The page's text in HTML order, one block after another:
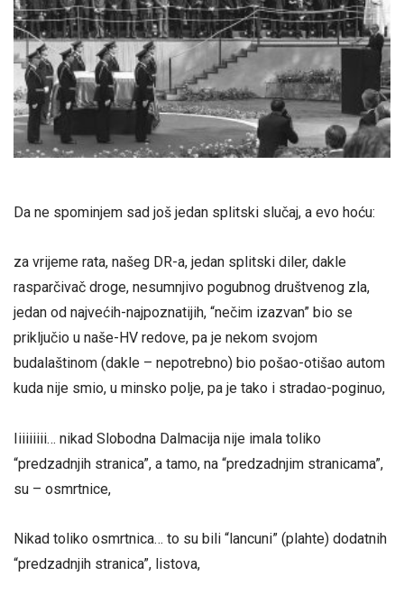
Da ne spominjem sad još jedan splitski slučaj, a evo hoću:
za vrijeme rata, našeg DR-a, jedan splitski diler, dakle
rasparčivač droge, nesumnjivo pogubnog društvenog zla,
jedan od najvećih-najpoznatijih, “nečim izazvan” bio se
priključio u naše-HV redove, pa je nekom svojom
budalaštinom (dakle – nepotrebno) bio pošao-otišao autom
kuda nije smio, u minsko polje, pa je tako i stradao-poginuo,
Iiiiiiiii… nikad Slobodna Dalmacija nije imala toliko
“predzadnjih stranica”, a tamo, na “predzadnjim stranicama”,
su – osmrtnice,
Nikad toliko osmrtnica… to su bili “lancuni” (plahte) dodatnih
“predzadnjih stranica”, listova,